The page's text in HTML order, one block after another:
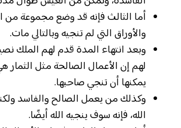
أما الثالث فإنه قد وضع مجموعة من
والأوراق التي لم تنجيه وبالتالي مات.
وبعد انتهاء المدة قدم لهم الملك
لهم إن الأعمال الصالحة مثل
يمكنها أن تنجي صاحبها.
وكذلك من يعمل الصالح والفاسد
الله، فإنه سوف ينجيه الله أيضًا.